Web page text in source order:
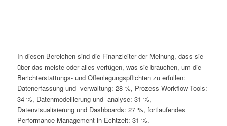
In diesen Bereichen sind die Finanzleiter der Meinung, dass sie
über das meiste oder alles verfügen, was sie brauchen, um die
Berichterstattungs- und Offenlegungspflichten zu erfüllen:
Datenerfassung und ‑verwaltung: 28 %, Prozess-Workflow-Tools:
34 %, Datenmodellierung und ‑analyse: 31 %,
Datenvisualisierung und Dashboards: 27 %, fortlaufendes
Performance-Management in Echtzeit: 31 %.